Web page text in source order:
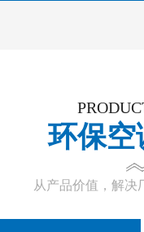
环保空
从产品价值，解决